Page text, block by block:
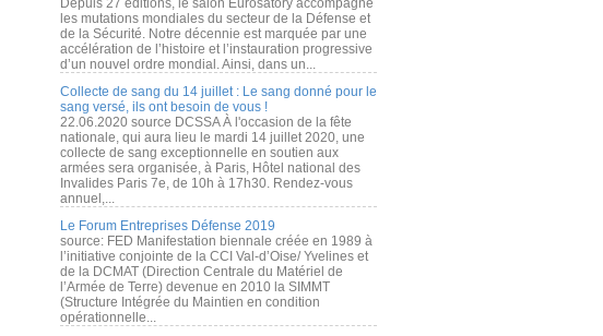
Depuis 27 éditions, le salon Eurosatory accompagne
les mutations mondiales du secteur de la Défense et
de la Sécurité. Notre décennie est marquée par une
accélération de l’histoire et l’instauration progressive
d’un nouvel ordre mondial. Ainsi, dans un...
Collecte de sang du 14 juillet : Le sang donné pour le
sang versé, ils ont besoin de vous !
22.06.2020 source DCSSA À l'occasion de la fête
nationale, qui aura lieu le mardi 14 juillet 2020, une
collecte de sang exceptionnelle en soutien aux
armées sera organisée, à Paris, Hôtel national des
Invalides Paris 7e, de 10h à 17h30. Rendez-vous
annuel,...
Le Forum Entreprises Défense 2019
source: FED Manifestation biennale créée en 1989 à
l’initiative conjointe de la CCI Val-d’Oise/ Yvelines et
de la DCMAT (Direction Centrale du Matériel de
l’Armée de Terre) devenue en 2010 la SIMMT
(Structure Intégrée du Maintien en condition
opérationnelle...